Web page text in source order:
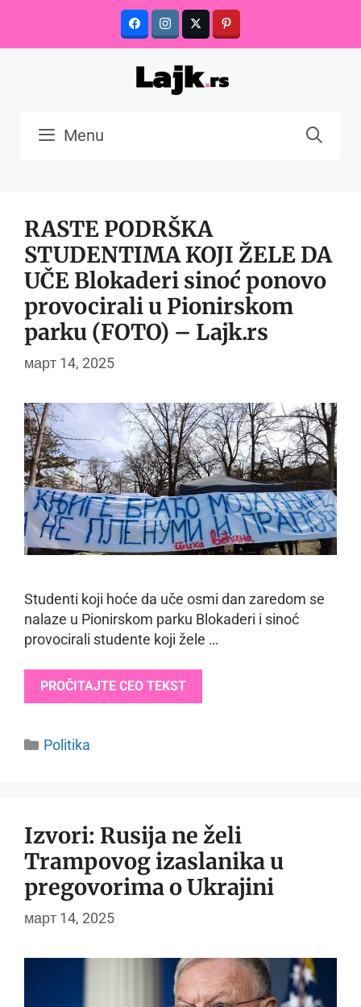
content
Menu
RASTE PODRŠKA
STUDENTIMA KOJI ŽELE DA
UČE Blokaderi sinoć ponovo
provocirali u Pionirskom
parku (FOTO) – Lajk.rs
март 14, 2025
Studenti koji hoće da uče osmi dan zaredom se
nalaze u Pionirskom parku Blokaderi i sinoć
provocirali studente koji žele …
PROČITAJTE CEO TEKST
Categories
Politika
Izvori: Rusija ne želi
Trampovog izaslanika u
pregovorima o Ukrajini
март 14, 2025